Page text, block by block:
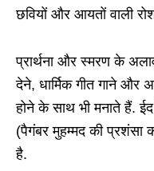
छवियों और आयतों वाली
प्रार्थना और स्मरण के
देने, धार्मिक गीत गाने और
होने के साथ भी मनाते हैं.
(पैगंबर मुहम्मद की प्रशंसा
है.